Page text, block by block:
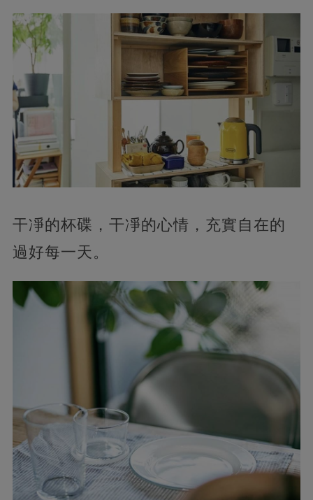
干凈的杯碟，干凈的心情，充實自在的
過好每一天。